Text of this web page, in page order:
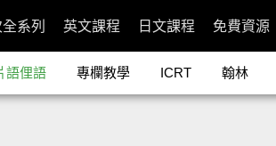
系列 英文課程 日文課程 免費資源
語俚語 專欄教學 ICRT 翰林